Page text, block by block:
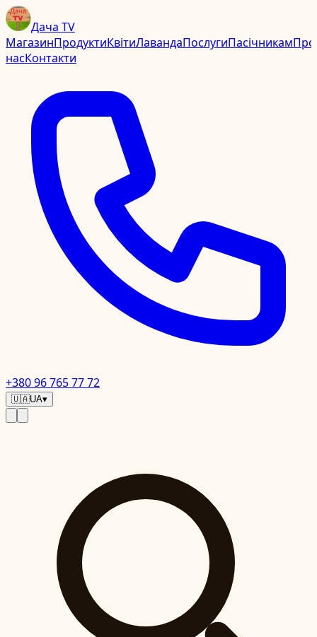
Дача TV
МагазинПродуктиКвітиЛавандаПослугиПасічникамПро
насКонтакти
+380 96 765 77 72
🇺🇦UA▾